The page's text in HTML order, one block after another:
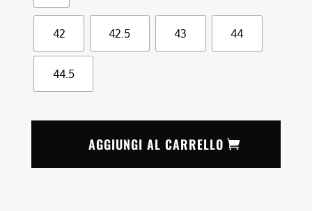
42 42.5 43 44
44.5
AGGIUNGI AL CARRELLO